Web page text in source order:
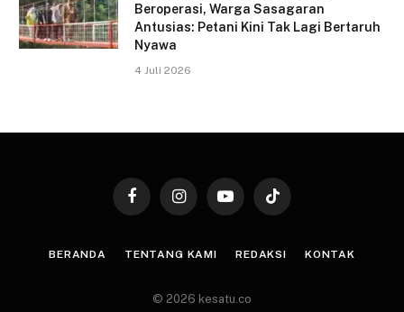
Beroperasi, Warga Sasagaran
Antusias: Petani Kini Tak Lagi Bertaruh
Nyawa
4 Juli 2026
FacebookInstagramYouTubeTikTok
BERANDA TENTANG KAMI REDAKSI KONTAK
© 2026 kesatu.co